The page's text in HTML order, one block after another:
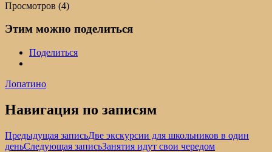
Просмотров (4)
Этим можно поделиться
Поделиться
Лопатино
Навигация по записям
Предыдущая записьДве экскурсии для школьников в один
деньСледующая записьЗанятия идут свои чередом